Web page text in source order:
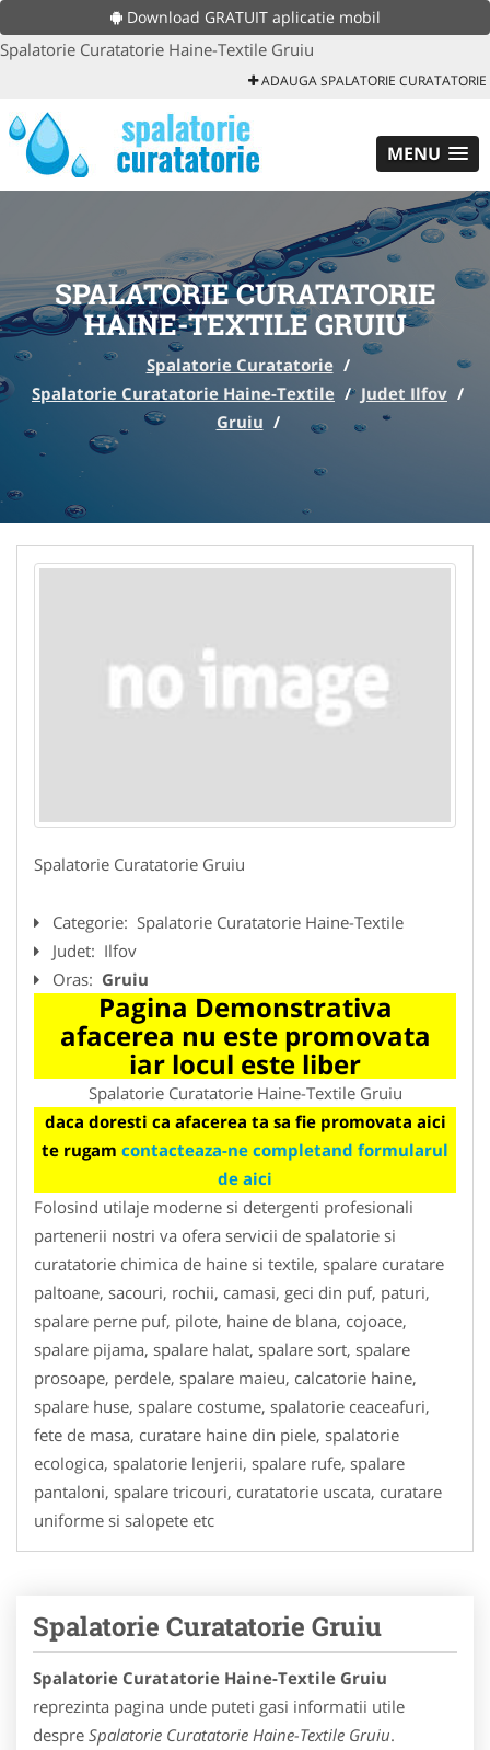
Download GRATUIT aplicatie mobil
Spalatorie Curatatorie Haine-Textile Gruiu
ADAUGA SPALATORIE CURATATORIE
MENU
SPALATORIE CURATATORIE
HAINE-TEXTILE GRUIU
Spalatorie Curatatorie /
Spalatorie Curatatorie Haine-Textile / Judet Ilfov /
Gruiu /
Spalatorie Curatatorie Gruiu
Categorie: Spalatorie Curatatorie Haine-Textile
Judet: Ilfov
Oras: Gruiu
Pagina Demonstrativa
afacerea nu este promovata
iar locul este liber
Spalatorie Curatatorie Haine-Textile Gruiu
daca doresti ca afacerea ta sa fie promovata aici
te rugam contacteaza-ne completand formularul
de aici
Folosind utilaje moderne si detergenti profesionali
partenerii nostri va ofera servicii de spalatorie si
curatatorie chimica de haine si textile, spalare curatare
paltoane, sacouri, rochii, camasi, geci din puf, paturi,
spalare perne puf, pilote, haine de blana, cojoace,
spalare pijama, spalare halat, spalare sort, spalare
prosoape, perdele, spalare maieu, calcatorie haine,
spalare huse, spalare costume, spalatorie ceaceafuri,
fete de masa, curatare haine din piele, spalatorie
ecologica, spalatorie lenjerii, spalare rufe, spalare
pantaloni, spalare tricouri, curatatorie uscata, curatare
uniforme si salopete etc
Spalatorie Curatatorie Gruiu
Spalatorie Curatatorie Haine-Textile Gruiu
reprezinta pagina unde puteti gasi informatii utile
despre Spalatorie Curatatorie Haine-Textile Gruiu.